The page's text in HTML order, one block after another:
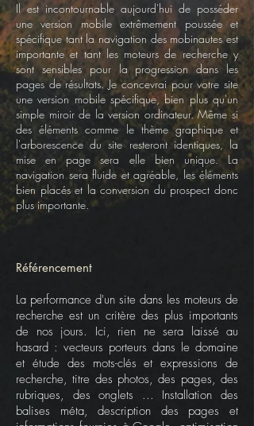
Il est incontournable aujourd'hui de posséder
une version mobile extrêmement poussée et
spécifique tant la navigation des mobinautes est
importante et tant les moteurs de recherche y
sont sensibles pour la progression dans les
pages de résultats. Je concevrai pour votre site
une version mobile spécifique, bien plus qu'un
simple miroir de la version ordinateur. Même si
des éléments comme le thème graphique et
l'arborescence du site resteront identiques, la
mise en page sera elle bien unique. La
navigation sera fluide et agréable, les éléments
bien placés et la conversion du prospect donc
plus importante.
Référencement
La performance d'un site dans les moteurs de
recherche est un critère des plus importants
de nos jours. Ici, rien ne sera laissé au
hasard : vecteurs porteurs dans le domaine
et étude des mots-clés et expressions de
recherche, titre des photos, des pages, des
rubriques, des onglets ... Installation des
balises méta, description des pages et